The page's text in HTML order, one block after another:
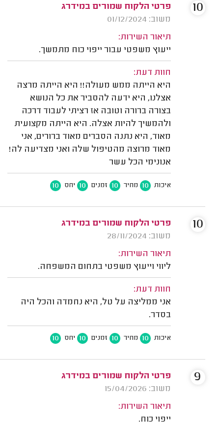
פרטי הלקוח שמורים במידרג
משוב: 01/12/2024
תיאור השירות:
ייעוץ משפטי עבור ייפוי כוח מתמשך.
חוות דעת:
היא הייתה ממש מעולה!! היא הייתה מרצה
אצלנו, היא ידעה להסביר את כל הנושא
בצורה ברורה וטובה אז רציתי לעבוד דרכה
ולהמשיך להיות אצלה. היא הייתה מקצועית
מאוד, היא נתנה הסברים מאוד ברורים, אני
מאוד מרוצה מהטיפול שלה ואני מצדיעה לה!
אנונימי הכל עשר
איכות 10 מחיר 10 זמנים 10 יחס 10
10
פרטי הלקוח שמורים במידרג
משוב: 28/11/2024
תיאור השירות:
ליווי וייעוץ משפטי בתחום המשפחה.
חוות דעת:
אני ממליצה על טל, היא נחמדה והכל היה
בסדר.
איכות 10 מחיר 10 זמנים 10 יחס 10
10
פרטי הלקוח שמורים במידרג
משוב: 15/04/2026
תיאור השירות:
ייפוי כוח.
9